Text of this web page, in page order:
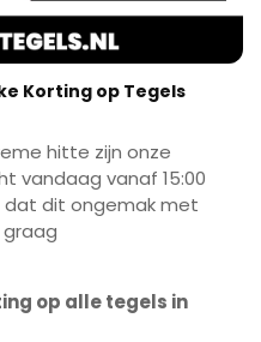
Korting op Tegels
hitte zijn onze
vandaag vanaf 15:00
dat dit ongemak met
op alle tegels in